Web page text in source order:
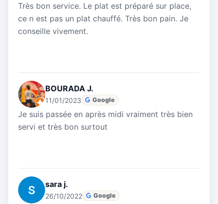
Très bon service. Le plat est préparé sur place,
ce n est pas un plat chauffé. Très bon pain. Je
conseille vivement.
BOURADA J.
11/01/2023 Google
Je suis passée en après midi vraiment très bien
servi et très bon surtout
sara j.
26/10/2022 Google